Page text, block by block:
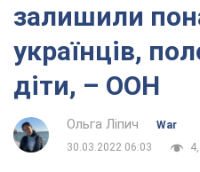
залишили
українців,
діти, – ООН
Ольга Ліпич
War
30.03.2022 06:03